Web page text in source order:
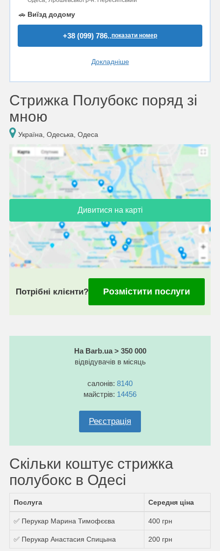
🚗 Виїзд додому
+38 (099) 786..показати номер
Докладніше
Стрижка Полубокс поряд зі
мною
Україна, Одеська, Одеса
Дивитися на карті
Потрібні клієнти? Розмістити послуги
На Barb.ua > 350 000
відвідувачів в місяць
салонів: 8140
майстрів: 14456
Реєстрація
Скільки коштує стрижка
полубокс в Одесі
Послуга Середня ціна
✅ Перукар Марина Тимофєєва 400 грн
✅ Перукар Анастасия Спицына 200 грн